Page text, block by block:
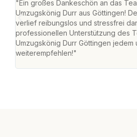
"Ein großes Dankeschön an das
Umzugskönig Durr aus Göttingen!
verlief reibungslos und stressfrei
professionellen Unterstützung des
Umzugskönig Durr Göttingen jedem
weiterempfehlen!"